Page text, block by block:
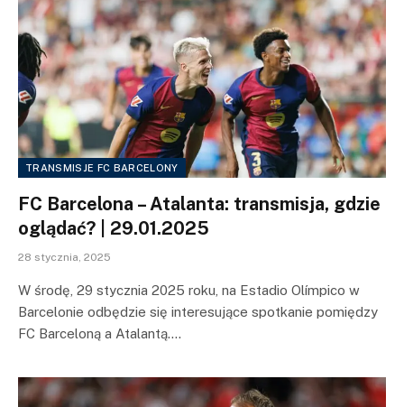
TRANSMISJE FC BARCELONY
FC Barcelona – Atalanta: transmisja, gdzie
oglądać? | 29.01.2025
28 stycznia, 2025
W środę, 29 stycznia 2025 roku, na Estadio Olímpico w
Barcelonie odbędzie się interesujące spotkanie pomiędzy
FC Barceloną a Atalantą.…